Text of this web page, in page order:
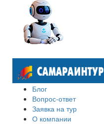
Блог
Вопрос-ответ
Заявка на тур
О компании